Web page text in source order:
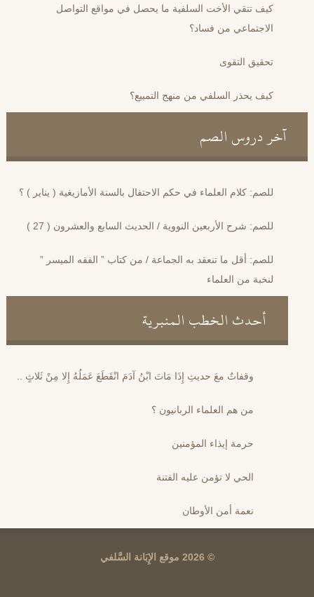
كيف تتقي الأخت السلفية ما يحصل في مواقع التواصل
الاجتماعي من فساد؟
تحقيق التقوى
كيف يحذر السلفي من منهج التمييع؟
آخر دروس الصم
للصم: كلام العلماء في حكم الاحتفال بالسنة الأمازيغية ( يناير ) ؟
للصم: شرح الأربعين النووية / الحديث السابع والعشرون ( 27 )
للصم: أقل ما تنعقد به الجماعة / من كتاب ” الفقه الميسر ”
لنخبة من العلماء
أحدث الخطب المنبرية
وقفاتٌ معَ حديثِ إِذَا مَاتَ ابْنُ آدَمَ انْقَطَعَ عَمَلُهُ إِلا مِنْ ثَلاثٍ ..
من هم العلماء الربانيون ؟
حرمة إيذاء المؤمنين
الحي لا تؤمن عليه الفتنة
نعمة أمن الأوطان
© 2026 موقع الإِبَانة السَّلفي